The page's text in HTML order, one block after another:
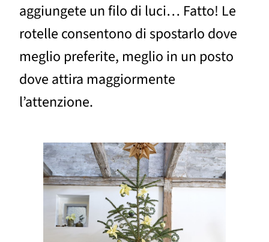
aggiungete un filo di luci… Fatto! Le
rotelle consentono di spostarlo dove
meglio preferite, meglio in un posto
dove attira maggiormente
l’attenzione.